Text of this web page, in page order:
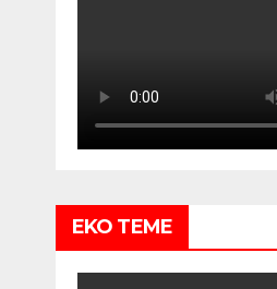
EKO TEME